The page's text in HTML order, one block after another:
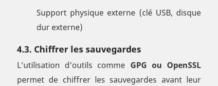
Support physique externe (clé USB, disque
dur externe)
4.3. Chiffrer les sauvegardes
L’utilisation d’outils comme GPG ou OpenSSL
permet de chiffrer les sauvegardes avant leur